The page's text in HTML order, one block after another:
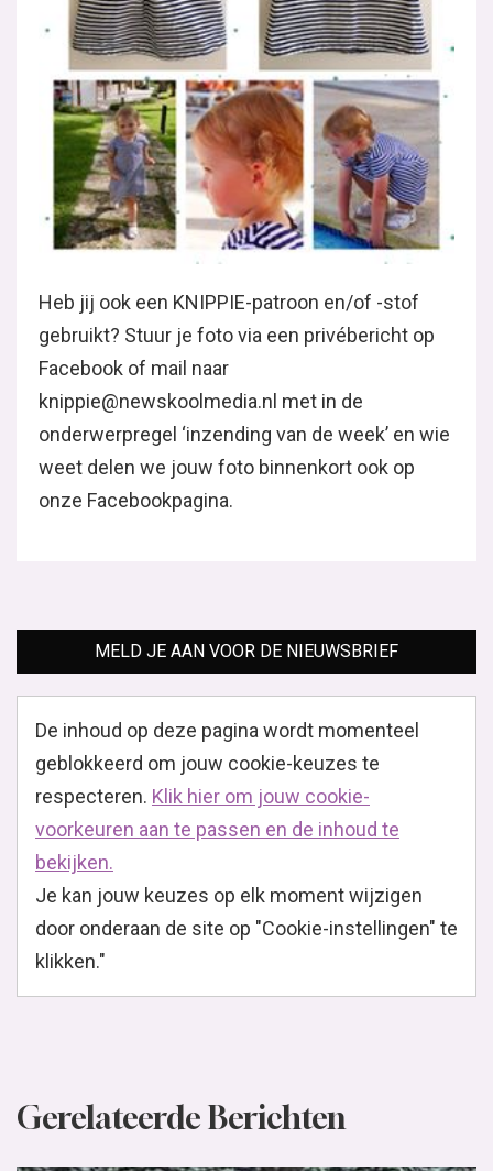
Heb jij ook een KNIPPIE-patroon en/of -stof
gebruikt? Stuur je foto via een privébericht op
Facebook of mail naar
knippie@newskoolmedia.nl met in de
onderwerpregel ‘inzending van de week’ en wie
weet delen we jouw foto binnenkort ook op
onze Facebookpagina.
MELD JE AAN VOOR DE NIEUWSBRIEF
De inhoud op deze pagina wordt momenteel
geblokkeerd om jouw cookie-keuzes te
respecteren. Klik hier om jouw cookie-
voorkeuren aan te passen en de inhoud te
bekijken.
Je kan jouw keuzes op elk moment wijzigen
door onderaan de site op "Cookie-instellingen" te
klikken."
Gerelateerde Berichten